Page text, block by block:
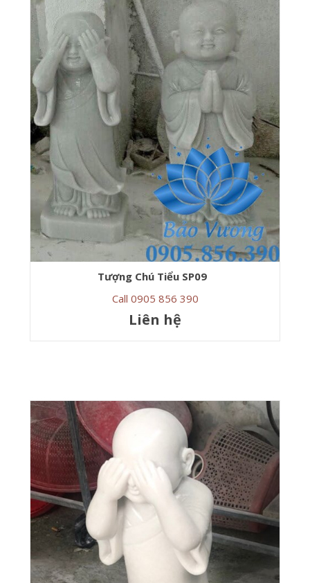
Tượng Chú Tiểu SP09
Call 0905 856 390
Liên hệ